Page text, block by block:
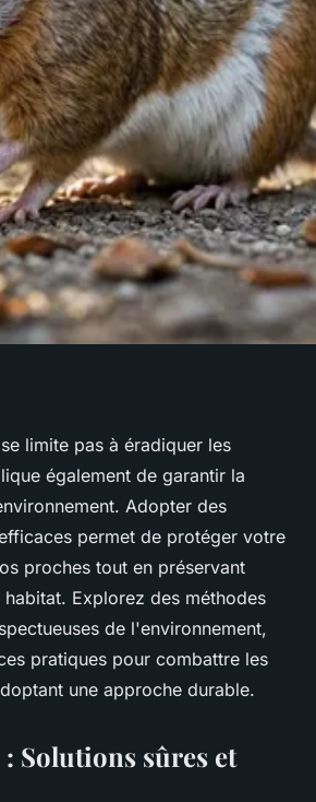
: adoptez des
et efficaces
2024•4 min de lecture
limite pas à éradiquer les
également de garantir la
Adopter des
permet de protéger votre
proches tout en préservant
Explorez des méthodes
de l'environnement,
pratiques pour combattre les
une approche durable.
Solutions sûres et